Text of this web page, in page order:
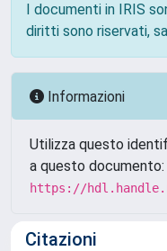
I documenti in IRIS
diritti sono riservati,
Informazioni
Utilizza questo
a questo documento:
https://
Citazioni